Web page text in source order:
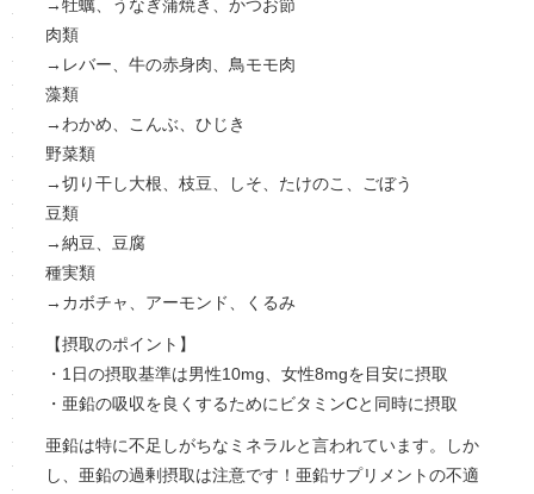
→牡蠣、うなぎ蒲焼き、かつお節
肉類
→レバー、牛の赤身肉、鳥モモ肉
藻類
→わかめ、こんぶ、ひじき
野菜類
→切り干し大根、枝豆、しそ、たけのこ、ごぼう
豆類
→納豆、豆腐
種実類
→カボチャ、アーモンド、くるみ
【摂取のポイント】
・1日の摂取基準は男性10mg、女性8mgを目安に摂取
・亜鉛の吸収を良くするためにビタミンCと同時に摂取
亜鉛は特に不足しがちなミネラルと言われています。しか
し、亜鉛の過剰摂取は注意です！亜鉛サプリメントの不適